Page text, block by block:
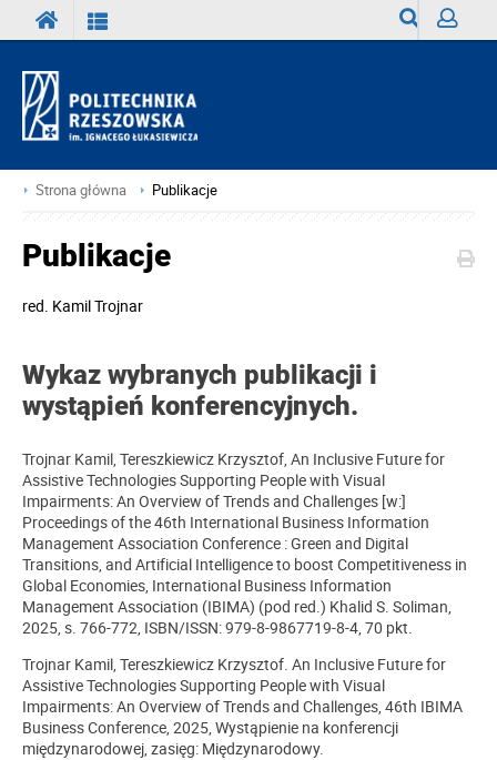
Strona główna Publikacje
Publikacje
red. Kamil Trojnar
Wykaz wybranych publikacji i
wystąpień konferencyjnych.
Trojnar Kamil, Tereszkiewicz Krzysztof, An Inclusive Future for
Assistive Technologies Supporting People with Visual
Impairments: An Overview of Trends and Challenges [w:]
Proceedings of the 46th International Business Information
Management Association Conference : Green and Digital
Transitions, and Artificial Intelligence to boost Competitiveness in
Global Economies, International Business Information
Management Association (IBIMA) (pod red.) Khalid S. Soliman,
2025, s. 766-772, ISBN/ISSN: 979-8-9867719-8-4, 70 pkt.
Trojnar Kamil, Tereszkiewicz Krzysztof. An Inclusive Future for
Assistive Technologies Supporting People with Visual
Impairments: An Overview of Trends and Challenges, 46th IBIMA
Business Conference, 2025, Wystąpienie na konferencji
międzynarodowej, zasięg: Międzynarodowy.